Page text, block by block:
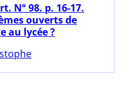
N° 98. p. 16-17.
ouverts de
au lycée ?